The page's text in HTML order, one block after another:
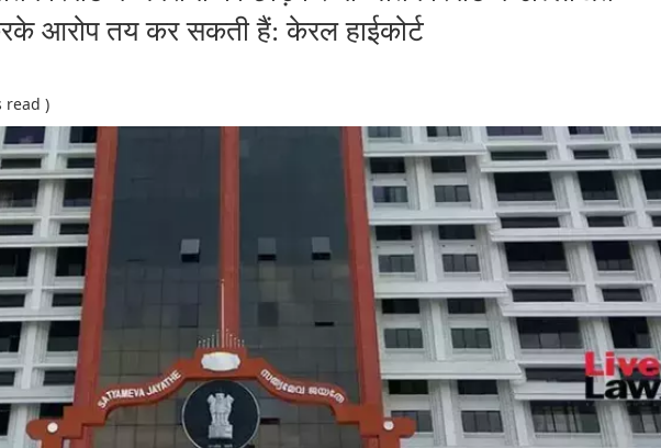
आरोप तय कर सकती हैं: केरल हाईकोर्ट
read )